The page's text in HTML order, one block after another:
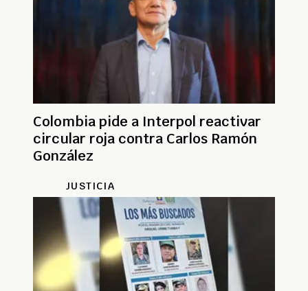
Colombia pide a Interpol reactivar
circular roja contra Carlos Ramón
González
JUSTICIA